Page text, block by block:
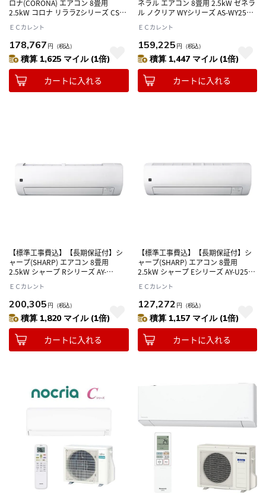
ロナ(CORONA) エアコン 8畳用
2.5kW コロナ リララZシリーズ CSH-
ＥＣカレント
178,767 円 （税込）
積算 1,625 マイル (1倍)
カートに入れる
ネラル エアコン 8畳用 2.5kW ゼネラ
ル ノクリア WYシリーズ AS-WY256T-
ＥＣカレント
159,225 円 （税込）
積算 1,447 マイル (1倍)
カートに入れる
【標準工事費込】【長期保証付】シ
ャープ(SHARP) エアコン 8畳用
2.5kW シャープ Rシリーズ AY-
ＥＣカレント
200,305 円 （税込）
積算 1,820 マイル (1倍)
カートに入れる
【標準工事費込】【長期保証付】シ
ャープ(SHARP) エアコン 8畳用
2.5kW シャープ Eシリーズ AY-U25E
ＥＣカレント
127,272 円 （税込）
積算 1,157 マイル (1倍)
カートに入れる